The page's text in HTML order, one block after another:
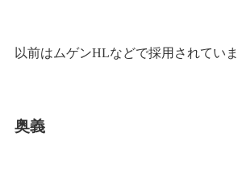
以前はムゲンHLなどで採用されてい
奥義